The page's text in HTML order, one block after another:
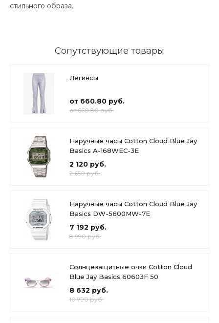
стильного образа.
Сопутствующие товары
Легинсы
от 660.80 руб.
от 660.80 руб.
Наручные часы Cotton Cloud Blue Jay
Basics A-168WEC-3E
2 120 руб.
2 650 руб.
Наручные часы Cotton Cloud Blue Jay
Basics DW-5600MW-7E
7 192 руб.
8 990 руб.
Солнцезащитные очки Cotton Cloud
Blue Jay Basics 60603F 50
8 632 руб.
10 790 руб.